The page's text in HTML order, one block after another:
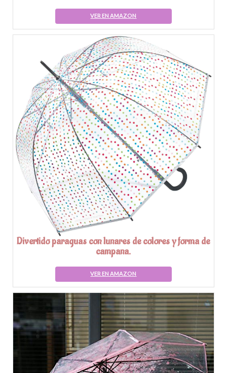
VER EN AMAZON
Divertido paraguas con lunares de colores y forma de
campana.
VER EN AMAZON